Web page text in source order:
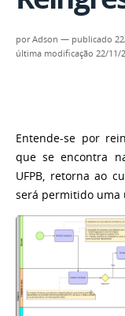
porAdson — publicado
última modificação 22/11/
Entende-se por
que se encontra
UFPB, retorna ao
será permitido uma